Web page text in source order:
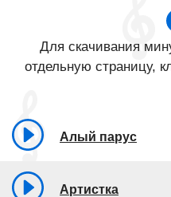
Для скачивания
отдельную страницу,
Алый парус
Артистка